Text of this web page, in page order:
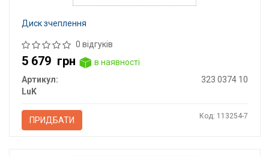
Диск зчеплення
0 відгуків
5 679 грн
в наявності
Артикул:
323 0374 10
LuK
ПРИДБАТИ Код: 113254-7